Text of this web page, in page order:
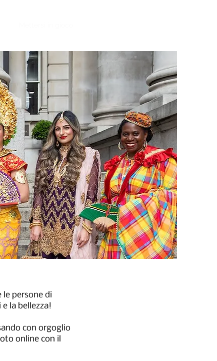
persone di
la bellezza!
con orgoglio
online con il